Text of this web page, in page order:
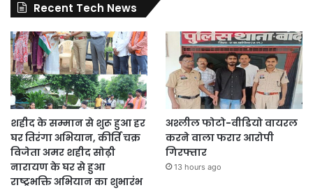
Recent Tech News
शहीद के सम्मान से शुरू हुआ हर
घर तिरंगा अभियान, कीर्ति चक्र
विजेता अमर शहीद सोढ़ी
नारायण के घर से हुआ
राष्ट्रभक्ति अभियान का शुभारंभ
अश्लील फोटो-वीडियो वायरल
करने वाला फरार आरोपी
गिरफ्तार
13 hours ago